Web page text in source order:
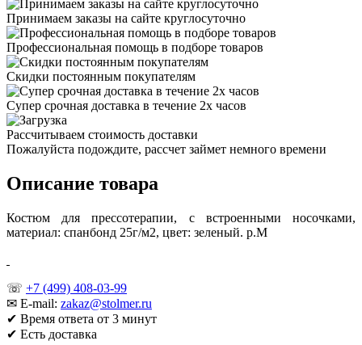
Принимаем заказы на сайте круглосуточно
Профессиональная помощь в подборе товаров
Скидки постоянным покупателям
Супер срочная доставка в течение 2х часов
Рассчитываем стоимость доставки
Пожалуйста подождите, рассчет займет немного времени
Описание товара
Костюм для прессотерапии, с встроенными носочками,
материал: спанбонд 25г/м2, цвет: зеленый. р.М
☏ +7 (499) 408-03-99
✉ E-mail: zakaz@stolmer.ru
✔ Время ответа от 3 минут
✔ Есть доставка